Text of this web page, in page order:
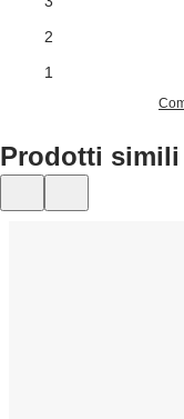
2
1
Prodotti simili